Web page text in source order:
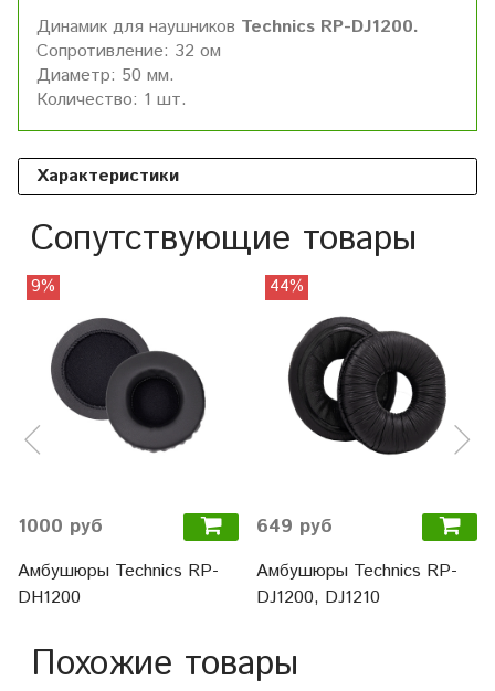
Динамик для наушников Technics RP-DJ1200.
Сопротивление: 32 ом
Диаметр: 50 мм.
Количество: 1 шт.
Характеристики
Сопутствующие товары
9%
1000 руб
Амбушюры Technics RP-
DH1200
44%
649 руб
Амбушюры Technics RP-
DJ1200, DJ1210
Похожие товары